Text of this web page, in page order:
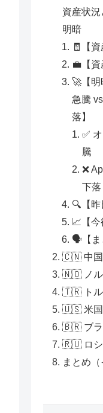
資産状
明暗
🧾【
💼【資
🚀【
急騰
落】
✅
騰
❌
下落
🔍【昨
📈【今
🗣️【ま
🇨🇳 中国
🇳🇴 ノル
🇹🇷 トル
🇺🇸 米国
🇧🇷 ブラ
🇷🇺 ロシ
まとめ（